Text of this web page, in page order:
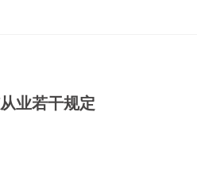
业若干规定